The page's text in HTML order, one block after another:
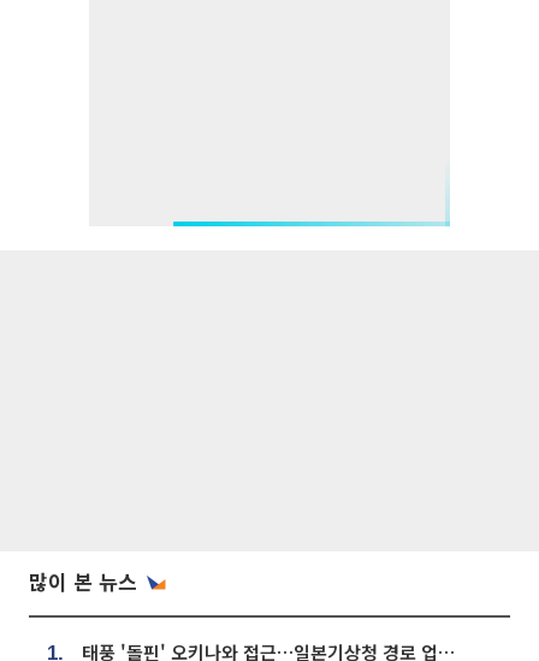
많이 본 뉴스
1. 태풍 '돌핀' 오키나와 접근…일본기상청 경로 업데이트